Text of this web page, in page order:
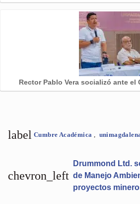
Rector Pablo Vera socializó ante
label Cumbre Académica ,
chevron_left
Drummond Ltd.
de Manejo
proyectos